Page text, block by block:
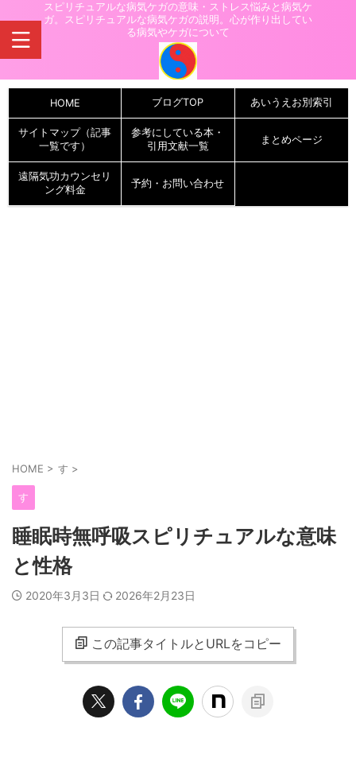
スピリチュアルな病気ケガの意味・ストレス悩みと病気ケ
ガ。スピリチュアルな病気ケガの説明。心が作り出してい
る病気やケガについて
HOME ブログTOP あいうえお別索引
サイトマップ（記事
一覧です）
参考にしている本・
引用文献一覧
まとめページ
遠隔気功カウンセリ
ング料金
予約・お問い合わせ
HOME > す >
す
睡眠時無呼吸スピリチュアルな意味
と性格
2020年3月3日 2026年2月23日
この記事タイトルとURLをコピー